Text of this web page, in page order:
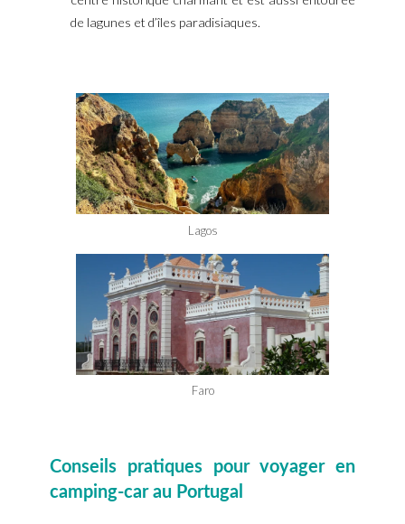
de lagunes et d’îles paradisiaques.
Lagos
Faro
Conseils pratiques pour voyager en
camping-car au Portugal